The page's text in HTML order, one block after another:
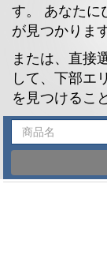
す。 あなたに
が見つかりま
または、直接
して、下部エ
を見つけるこ